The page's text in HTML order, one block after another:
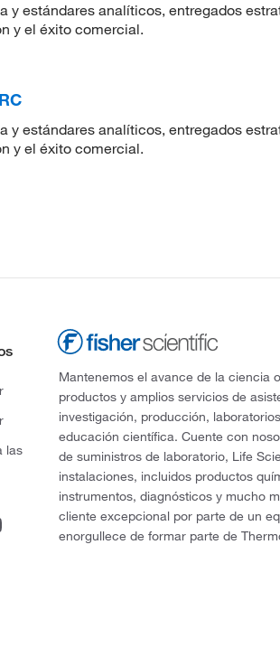
y estándares analíticos, entregados
y el éxito comercial.
y estándares analíticos, entregados
y el éxito comercial.
las
Mantenemos el avance de la ciencia
productos y amplios servicios de
investigación, producción,
educación científica. Cuente con
de suministros de laboratorio, Life
instalaciones, incluidos productos
instrumentos, diagnósticos y mucho
cliente excepcional por parte de un
enorgullece de formar parte de